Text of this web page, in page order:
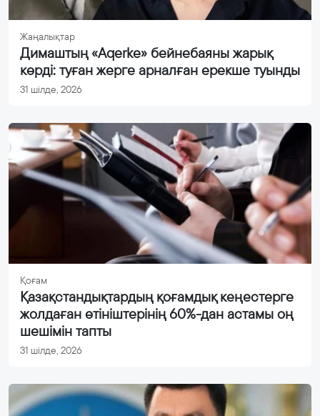
Жаңалықтар
Димаштың «Aqerke» бейнебаяны жарық
көрді: туған жерге арналған ерекше туынды
31 шілде, 2026
Қоғам
Қазақстандықтардың қоғамдық кеңестерге
жолдаған өтініштерінің 60%-дан астамы оң
шешімін тапты
31 шілде, 2026